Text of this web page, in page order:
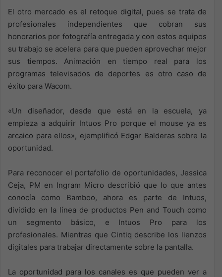
El otro mercado es el retoque digital, pues se trata de
profesionales independientes que cobran sus
honorarios por fotografía entregada y con estos equipos
su trabajo se acelera para que pueden aprovechar mejor
sus tiempos. Animación en tiempo real para los
programas televisados de deportes es otro caso de
éxito para Wacom.
«Un diseñador, desde que está en la escuela, ya
empieza a adquirir Intuos Pro porque el mouse ya es
arcaico para ellos», ejemplificó Edgar Balderas sobre la
oportunidad.
Para reconocer el portafolio de oportunidades, Jessica
Ceja, PM en Ingram Micro describió que lo que antes
conocía como Bamboo, ahora es parte de Intuos,
dividido en la línea de productos Pen and Touch como
un segmento básico, e Intuos Pro para los
profesionales. Mientras que Cintiq describe los lienzos
digitales para trabajar directamente sobre la pantalla.
La oportunidad para los canales es que pueden ver a